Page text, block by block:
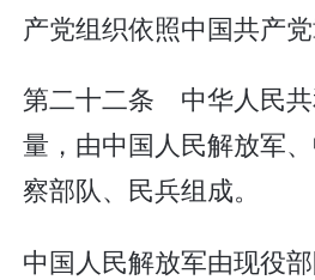
产党组织依照中国共产党
第二十二条 中华人民共
量，由中国人民解放军
察部队、民兵组成。
中国人民解放军由现役